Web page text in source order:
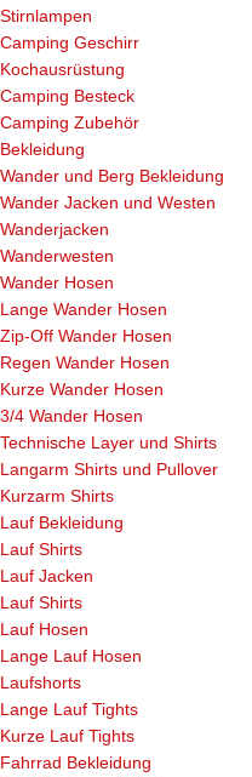
Stirnlampen
Camping Geschirr
Kochausrüstung
Camping Besteck
Camping Zubehör
Bekleidung
Wander und Berg Bekleidung
Wander Jacken und Westen
Wanderjacken
Wanderwesten
Wander Hosen
Lange Wander Hosen
Zip-Off Wander Hosen
Regen Wander Hosen
Kurze Wander Hosen
3/4 Wander Hosen
Technische Layer und Shirts
Langarm Shirts und Pullover
Kurzarm Shirts
Lauf Bekleidung
Lauf Shirts
Lauf Jacken
Lauf Shirts
Lauf Hosen
Lange Lauf Hosen
Laufshorts
Lange Lauf Tights
Kurze Lauf Tights
Fahrrad Bekleidung